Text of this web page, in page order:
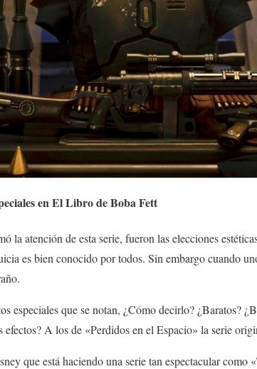
en El Libro de Boba Fett
la atención de esta serie, fueron las elecciones
es bien conocido por todos. Sin embargo cuando
especiales que se notan, ¿Cómo decirlo? ¿Baratos?
efectos? A los de «Perdidos en el Espacio» la serie
que está haciendo una serie tan espectacular como